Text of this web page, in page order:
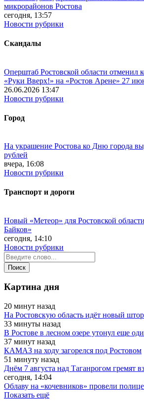
микрорайонов Ростова
сегодня, 13:57
Новости рубрики
Скандалы
Оперштаб Ростовской области отменил
«Руки Вверх!» на «Ростов Арене» 27
26.06.2026 13:47
Новости рубрики
Город
На украшение Ростова ко Дню города
рублей
вчера, 16:08
Новости рубрики
Транспорт и дороги
Новый «Метеор» для Ростовской
Байков»
сегодня, 14:10
Новости рубрики
Картина дня
20 минут назад
На Ростовскую область идёт новый
33 минуты назад
В Ростове в лесном озере утонул еще
37 минут назад
КАМАЗ на ходу загорелся под Ростовом
51 минуту назад
Днём 7 августа над Таганрогом гремят
сегодня, 14:04
Облаву на «кочевников» провели
Показать ещё